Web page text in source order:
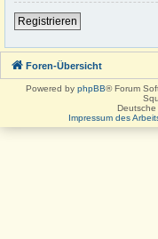
Registrieren
Foren-Übersicht
Powered by phpBB® Forum
Impressum des